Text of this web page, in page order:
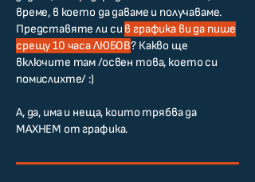
време, в което да даваме и получаваме.
Представяте ли си в графика ви да пише
срещу 10 часа ЛЮБОВ? Какво ще
включите там /освен това, което си
помислихте/ :)
А, да, има и неща, които трябва да
МАХНЕМ от графика.